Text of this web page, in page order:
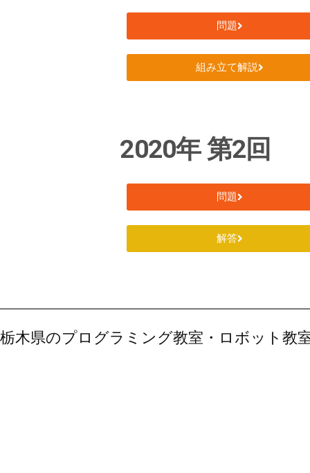
問題
組み立て解説
2020年 第2回
問題
解答
栃木県のプログラミング教室・ロボット教室